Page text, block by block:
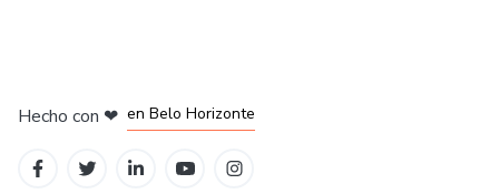
Hecho con ❤ en Belo Horizonte